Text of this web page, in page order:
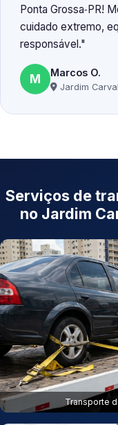
Ponta Grossa‑PR!
cuidado extremo,
responsável.
M Marcos O.
Jardim
Serviços de
no Jardim
Transporte